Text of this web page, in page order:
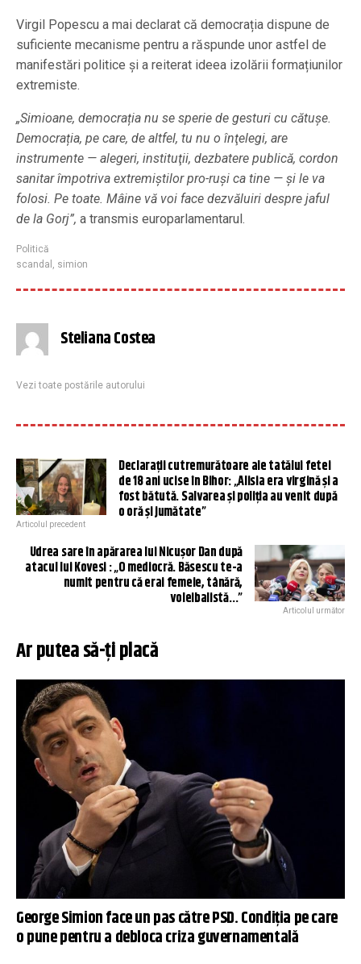
Virgil Popescu a mai declarat că democrația dispune de
suficiente mecanisme pentru a răspunde unor astfel de
manifestări politice și a reiterat ideea izolării formațiunilor
extremiste.
„Simioane, democrația nu se sperie de gesturi cu cătușe.
Democrația, pe care, de altfel, tu nu o înţelegi, are
instrumente — alegeri, instituţii, dezbatere publică, cordon
sanitar împotriva extremiştilor pro-ruşi ca tine — şi le va
folosi. Pe toate. Mâine vă voi face dezvăluiri despre jaful
de la Gorj”, a transmis europarlamentarul.
Politică
scandal
simion
Steliana Costea
Vezi toate postările autorului
Declarații cutremurătoare ale tatălui fetei
de 18 ani ucise în Bihor: „Alisia era virgină și a
fost bătută. Salvarea și poliția au venit după
o oră și jumătate”
Articolul precedent
Udrea sare în apărarea lui Nicușor Dan după
atacul lui Kovesi : „O mediocră. Băsescu te-a
numit pentru că erai femeie, tânără,
voleibalistă…”
Articolul următor
Ar putea să-ți placă
George Simion face un pas către PSD. Condiția pe care
o pune pentru a debloca criza guvernamentală